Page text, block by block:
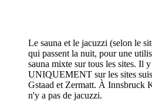
Le sauna et le jacuzzi (selon le
qui passent la nuit, pour une
sauna mixte sur tous les sites. Il
UNIQUEMENT sur les sites
Gstaad et Zermatt. À Innsbruck
n'y a pas de jacuzzi.